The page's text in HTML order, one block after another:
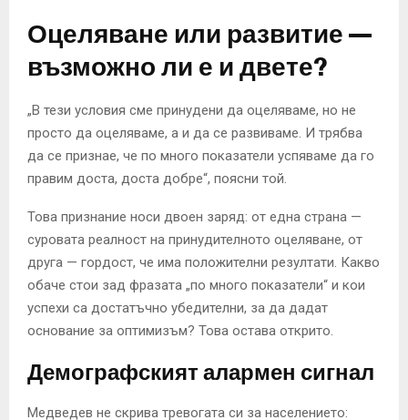
Оцеляване или развитие —
възможно ли е и двете?
„В тези условия сме принудени да оцеляваме, но не
просто да оцеляваме, а и да се развиваме. И трябва
да се признае, че по много показатели успяваме да го
правим доста, доста добре“, поясни той.
Това признание носи двоен заряд: от една страна —
суровата реалност на принудителното оцеляване, от
друга — гордост, че има положителни резултати. Какво
обаче стои зад фразата „по много показатели“ и кои
успехи са достатъчно убедителни, за да дадат
основание за оптимизъм? Това остава открито.
Демографският алармен сигнал
Медведев не скрива тревогата си за населението: